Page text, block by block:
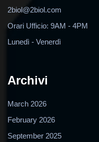
2biol@2biol.com
Orari Ufficio: 9AM - 4PM
Lunedì - Venerdì
Archivi
March 2026
February 2026
September 2025